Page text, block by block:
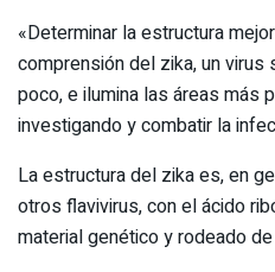
«Determinar la estructura
comprensión del zika, un
poco, e ilumina las áreas más
investigando y combatir la
La estructura del zika es, en
otros flavivirus, con el ácido
material genético y rodeado